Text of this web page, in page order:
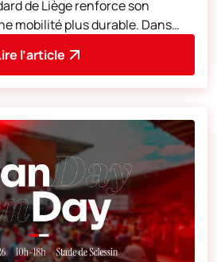
de Liège renforce son
plus durable. Dans
l’article